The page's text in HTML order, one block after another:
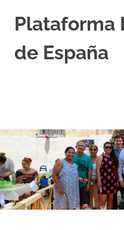
Plataforma
de España